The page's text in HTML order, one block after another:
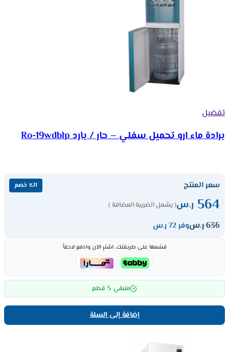
تفضيل
برادة ماء ارو تحميل سفلي – حار / بارد Ro-19wdblp
سعر المنتج ٪11 خصم
564 ر.س( يشمل الضريبة المضافة )
636ر.سوفر 72 ر.س
قسّمها على طريقتك، اشترِ الآن وادفع لاحقاً
متبقي 5 قطع
إضافة إلى السلة